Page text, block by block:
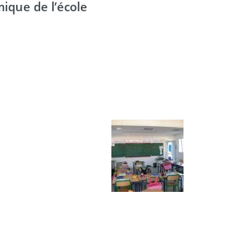
de l’école